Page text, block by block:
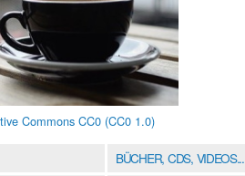
Commons CC0 (CC0 1.0)
BÜCHER, CDS, VIDEOS...